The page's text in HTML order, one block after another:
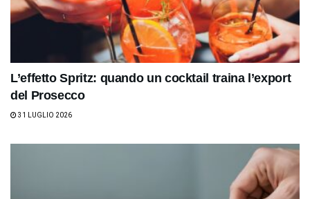
L’effetto Spritz: quando un cocktail traina l’export
del Prosecco
31 LUGLIO 2026